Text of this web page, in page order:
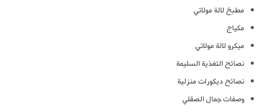
مطبخ لالة مولاتي
مكياج
ميكرو لالة مولاتي
نصائح التغذية السليمة
نصائح ديكورات منزلية
وصفات جمال الصقلي